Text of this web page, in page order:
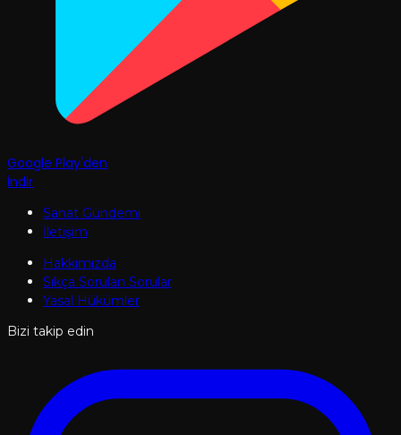
Google Play'den
İndir
Sanat Gündemi
İletişim
Hakkımızda
Sıkça Sorulan Sorular
Yasal Hükümler
Bizi takip edin